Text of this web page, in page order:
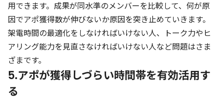
用できます。成果が同水準のメンバーを比較して、何が原
因でアポ獲得数が伸びないか原因を突き止めていきます。
架電時間の最適化をしなければいけない人、トーク力やヒ
アリング能力を見直さなければいけない人など問題はさま
ざまです。
5.アポが獲得しづらい時間帯を有効活用す
る